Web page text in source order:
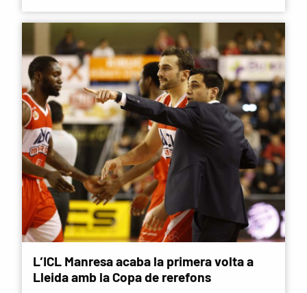
L’ICL Manresa acaba la primera volta a
Lleida amb la Copa de rerefons